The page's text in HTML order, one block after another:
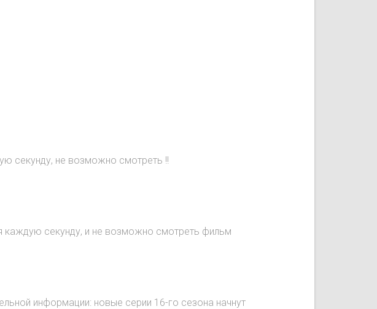
секунду, не возможно смотреть !!
каждую секунду, и не возможно смотреть фильм
информации: новые серии 16-го сезона начнут